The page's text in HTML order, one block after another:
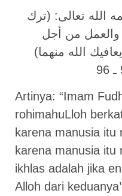
الله تعالى: (ترك
والعمل من أجل
الله منهما)
Artinya: “Imam
rohimahuLloh
karena manusia itu
karena manusia itu
ikhlas adalah jika
Alloh dari